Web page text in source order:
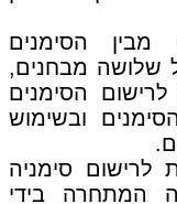
הסימנים
שלושה מבחנים,
הסימנים
ובשימוש
לרישום סימניה
המתחרה בידי